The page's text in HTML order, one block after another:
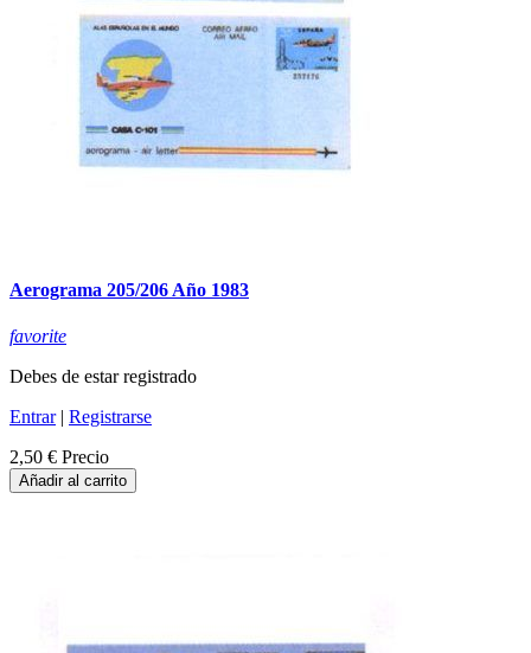
Aerograma 205/206 Año 1983
favorite
Debes de estar registrado
Entrar| Registrarse
2,50 € Precio
Añadir al carrito